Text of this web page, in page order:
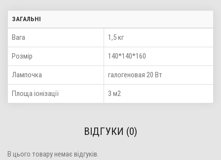
ЗАГАЛЬНІ
Вага 1,5 кг
Розмір 140*140*160
Лампочка галогеновая 20 Вт
Площа іонізації 3 м2
ВІДГУКИ (0)
В цього товару немає відгуків.